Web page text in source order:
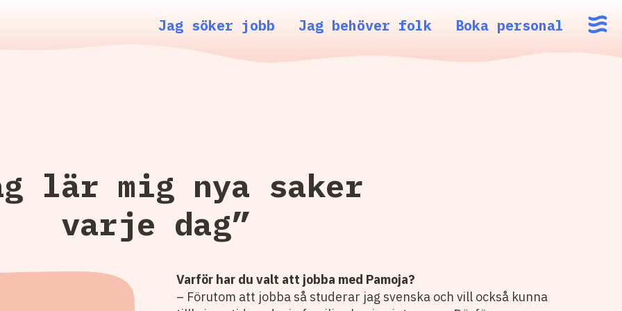
Jag söker jobb Jag behöver folk Boka personal
lär mig nya saker
varje dag”
Varför har du valt att jobba med Pamoja?
– Förutom att jobba så studerar jag svenska och vill också kunna